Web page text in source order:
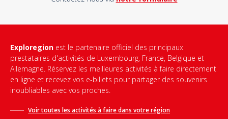
Exploregion est le partenaire officiel des principaux
prestataires d'activités de Luxembourg, France, Belgique et
Allemagne. Réservez les meilleures activités à faire directement
en ligne et recevez vos e-billets pour partager des souvenirs
inoubliables avec vos proches.
Voir toutes les activités à faire dans votre région